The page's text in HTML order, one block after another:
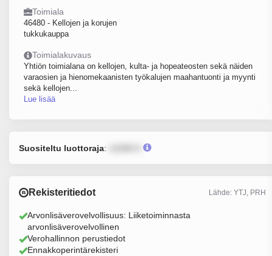
Toimiala
46480 - Kellojen ja korujen
tukkukauppa
Toimialakuvaus
Yhtiön toimialana on kellojen, kulta- ja hopeateosten sekä näiden
varaosien ja hienomekaanisten työkalujen maahantuonti ja myynti
sekä kellojen...
Lue lisää
Suositeltu luottoraja:
Rekisteritiedot Lähde: YTJ, PRH
Arvonlisäverovelvollisuus: Liiketoiminnasta
arvonlisäverovelvollinen
Verohallinnon perustiedot
Ennakkoperintärekisteri